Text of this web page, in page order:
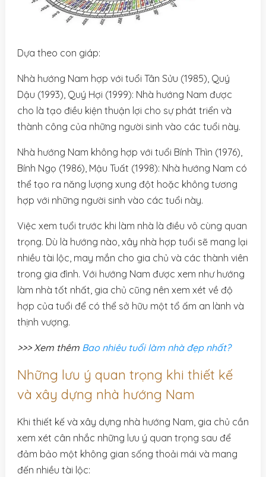
Dựa theo con giáp:
Nhà hướng Nam hợp với tuổi Tân Sửu (1985), Quý
Dậu (1993), Quý Hợi (1999): Nhà hướng Nam được
cho là tạo điều kiện thuận lợi cho sự phát triển và
thành công của những người sinh vào các tuổi này.
Nhà hướng Nam không hợp với tuổi Bính Thìn (1976),
Bính Ngọ (1986), Mậu Tuất (1998): Nhà hướng Nam có
thể tạo ra năng lượng xung đột hoặc không tương
hợp với những người sinh vào các tuổi này.
Việc xem tuổi trước khi làm nhà là điều vô cùng quan
trọng. Dù là hướng nào, xây nhà hợp tuổi sẽ mang lại
nhiều tài lộc, may mắn cho gia chủ và các thành viên
trong gia đình. Với hướng Nam được xem như hướng
làm nhà tốt nhất, gia chủ cũng nên xem xét về độ
hợp của tuổi để có thể sở hữu một tổ ấm an lành và
thịnh vượng.
>>> Xem thêm Bao nhiêu tuổi làm nhà đẹp nhất?
Những lưu ý quan trọng khi thiết kế
và xây dựng nhà hướng Nam
Khi thiết kế và xây dựng nhà hướng Nam, gia chủ cần
xem xét cân nhắc những lưu ý quan trọng sau để
đảm bảo một không gian sống thoải mái và mang
đến nhiều tài lộc: